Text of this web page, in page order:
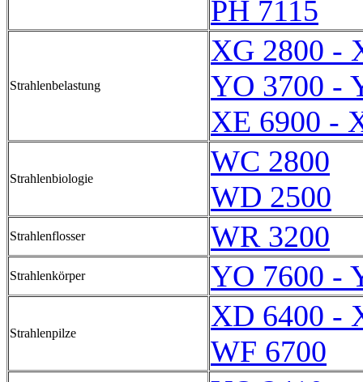
PH 7115
Strahlenbelastung
XG 2800 -
YO 3700 -
XE 6900 -
Strahlenbiologie
WC 2800
WD 2500
Strahlenflosser WR 3200
Strahlenkörper YO 7600 -
Strahlenpilze
XD 6400 -
WF 6700